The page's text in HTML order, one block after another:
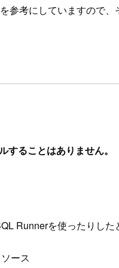
考にしていますので、
ることはありません。
Runnerを使ったりし
ース